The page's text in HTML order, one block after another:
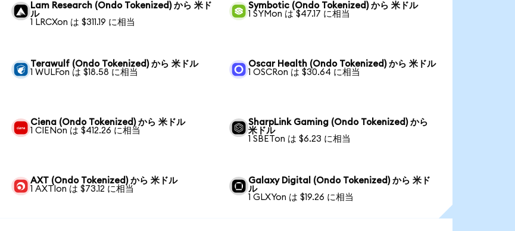
Lam Research (Ondo Tokenized) から 米ド
ル
1 LRCXon は $311.19 に相当
Symbotic (Ondo Tokenized) から 米ドル
1 SYMon は $47.17 に相当
Terawulf (Ondo Tokenized) から 米ドル
1 WULFon は $18.58 に相当
Oscar Health (Ondo Tokenized) から 米ドル
1 OSCRon は $30.64 に相当
Ciena (Ondo Tokenized) から 米ドル
1 CIENon は $412.26 に相当
SharpLink Gaming (Ondo Tokenized) から
米ドル
1 SBETon は $6.23 に相当
AXT (Ondo Tokenized) から 米ドル
1 AXTIon は $73.12 に相当
Galaxy Digital (Ondo Tokenized) から 米ド
ル
1 GLXYon は $19.26 に相当